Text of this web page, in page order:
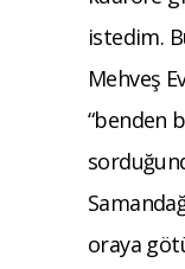
istedim.
Mehveş
“benden
oraya